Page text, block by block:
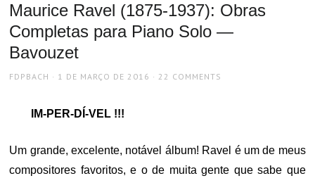
Maurice Ravel (1875-1937): Obras
Completas para Piano Solo —
Bavouzet
AUTHOR
FDPBACH
POSTED
1 DE MARÇO DE 2016 22 COMMENTS
IM-PER-DÍ-VEL !!!
Um grande, excelente, notável álbum! Ravel é um de meus
compositores favoritos, e o de muita gente que sabe que